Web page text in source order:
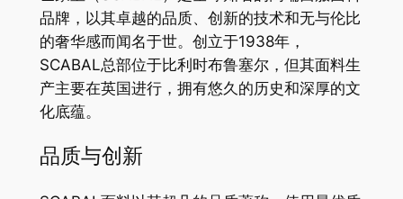
品牌，以其卓越的品质、创新的技术和无与伦比
的奢华感而闻名于世。创立于1938年，
SCABAL总部位于比利时布鲁塞尔，但其面料生
产主要在英国进行，拥有悠久的历史和深厚的文
化底蕴。
品质与创新